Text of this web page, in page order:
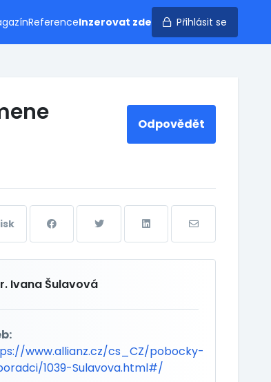
ReferenceInzerovat zde Přihlásit se
Odpovědět
Ivana Šulavová
www.allianz.cz/cs_CZ/pobocky-
1039-Sulavova.html#/